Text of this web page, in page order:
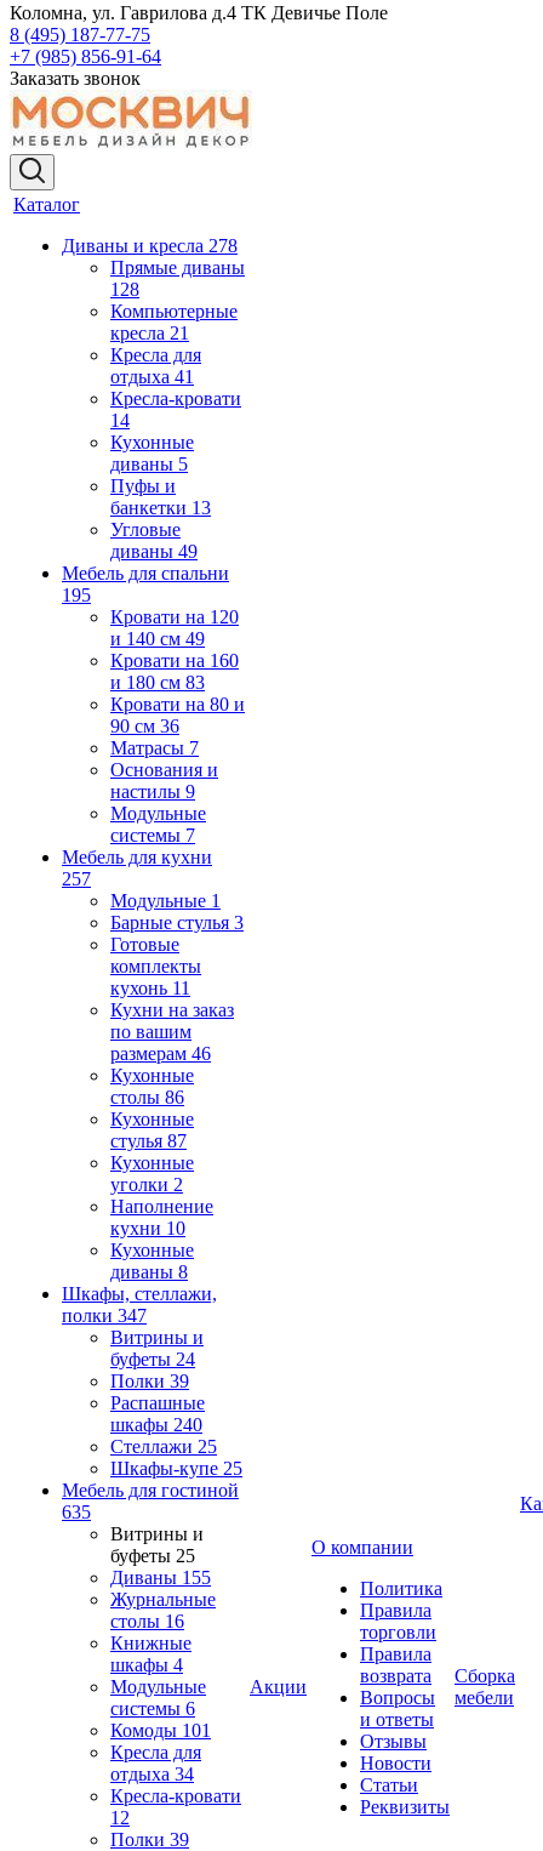
Коломна, ул. Гаврилова д.4 ТК Девичье Поле
8 (495) 187-77-75
+7 (985) 856-91-64
Заказать звонок
Каталог
Диваны и кресла 278
Прямые диваны
128
Компьютерные
кресла 21
Кресла для
отдыха 41
Кресла-кровати
14
Кухонные
диваны 5
Пуфы и
банкетки 13
Угловые
диваны 49
Мебель для спальни
195
Кровати на 120
и 140 см 49
Кровати на 160
и 180 см 83
Кровати на 80 и
90 см 36
Матрасы 7
Основания и
настилы 9
Модульные
системы 7
Мебель для кухни
257
Модульные 1
Барные стулья 3
Готовые
комплекты
кухонь 11
Кухни на заказ
по вашим
размерам 46
Кухонные
столы 86
Кухонные
стулья 87
Кухонные
уголки 2
Наполнение
кухни 10
Кухонные
диваны 8
Шкафы, стеллажи,
полки 347
Витрины и
буфеты 24
Полки 39
Распашные
шкафы 240
Стеллажи 25
Шкафы-купе 25
Мебель для гостиной
635
Витрины и
буфеты 25
Диваны 155
Журнальные
столы 16
Книжные
шкафы 4
Модульные
системы 6
Комоды 101
Кресла для
отдыха 34
Кресла-кровати
12
Полки 39
Акции
О компании
Политика
Правила
торговли
Правила
возврата
Вопросы
и ответы
Отзывы
Новости
Статьи
Реквизиты
Сборка
мебели